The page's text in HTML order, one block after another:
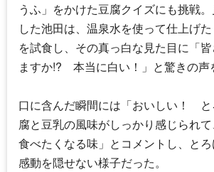
うふ」をかけた豆腐クイズにも挑戦
した池田は、温泉水を使って仕上げた
を試食し、その真っ白な見た目に「
ますか!? 本当に白い！」と驚きの声
口に含んだ瞬間には「おいしい！ と
腐と豆乳の風味がしっかり感じられ
食べたくなる味」とコメントし、と
感動を隠せない様子だった。